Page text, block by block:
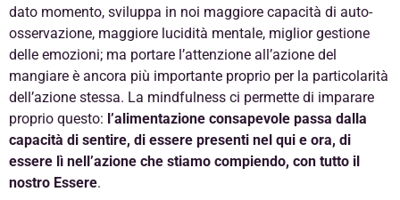
dato momento, sviluppa in noi maggiore capacità di auto-
osservazione, maggiore lucidità mentale, miglior gestione
delle emozioni; ma portare l’attenzione all’azione del
mangiare è ancora più importante proprio per la particolarità
dell’azione stessa. La mindfulness ci permette di imparare
proprio questo: l’alimentazione consapevole passa dalla
capacità di sentire, di essere presenti nel qui e ora, di
essere lì nell’azione che stiamo compiendo, con tutto il
nostro Essere.